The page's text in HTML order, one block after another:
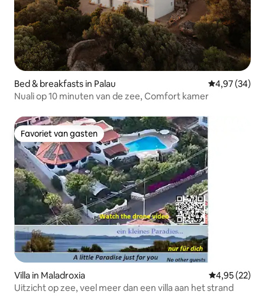
Bed & breakfasts in Palau Gemiddelde
4,97 (34)
Nuali op 10 minuten van de zee, Comfort kamer
Favoriet van gasten
Favoriet van gasten
Villa in Maladroxia Gemiddelde
4,95 (22)
Uitzicht op zee, veel meer dan een villa aan het strand